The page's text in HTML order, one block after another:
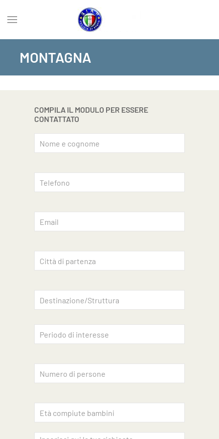
MONTAGNA
COMPILA IL MODULO PER ESSERE
CONTATTATO